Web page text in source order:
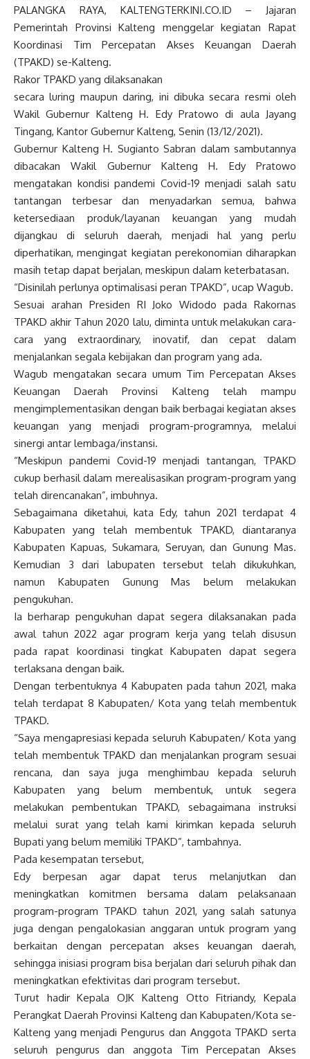
PALANGKA RAYA, KALTENGTERKINI.CO.ID – Jajaran
Pemerintah Provinsi Kalteng menggelar kegiatan Rapat
Koordinasi Tim Percepatan Akses Keuangan Daerah
(TPAKD) se-Kalteng.
Rakor TPAKD yang dilaksanakan
secara luring maupun daring, ini dibuka secara resmi oleh
Wakil Gubernur Kalteng H. Edy Pratowo di aula Jayang
Tingang, Kantor Gubernur Kalteng, Senin (13/12/2021).
Gubernur Kalteng H. Sugianto Sabran dalam sambutannya
dibacakan Wakil Gubernur Kalteng H. Edy Pratowo
mengatakan kondisi pandemi Covid-19 menjadi salah satu
tantangan terbesar dan menyadarkan semua, bahwa
ketersediaan produk/layanan keuangan yang mudah
dijangkau di seluruh daerah, menjadi hal yang perlu
diperhatikan, mengingat kegiatan perekonomian diharapkan
masih tetap dapat berjalan, meskipun dalam keterbatasan.
“Disinilah perlunya optimalisasi peran TPAKD”, ucap Wagub.
Sesuai arahan Presiden RI Joko Widodo pada Rakornas
TPAKD akhir Tahun 2020 lalu, diminta untuk melakukan cara-
cara yang extraordinary, inovatif, dan cepat dalam
menjalankan segala kebijakan dan program yang ada.
Wagub mengatakan secara umum Tim Percepatan Akses
Keuangan Daerah Provinsi Kalteng telah mampu
mengimplementasikan dengan baik berbagai kegiatan akses
keuangan yang menjadi program-programnya, melalui
sinergi antar lembaga/instansi.
“Meskipun pandemi Covid-19 menjadi tantangan, TPAKD
cukup berhasil dalam merealisasikan program-program yang
telah direncanakan”, imbuhnya.
Sebagaimana diketahui, kata Edy, tahun 2021 terdapat 4
Kabupaten yang telah membentuk TPAKD, diantaranya
Kabupaten Kapuas, Sukamara, Seruyan, dan Gunung Mas.
Kemudian 3 dari labupaten tersebut telah dikukuhkan,
namun Kabupaten Gunung Mas belum melakukan
pengukuhan.
Ia berharap pengukuhan dapat segera dilaksanakan pada
awal tahun 2022 agar program kerja yang telah disusun
pada rapat koordinasi tingkat Kabupaten dapat segera
terlaksana dengan baik.
Dengan terbentuknya 4 Kabupaten pada tahun 2021, maka
telah terdapat 8 Kabupaten/ Kota yang telah membentuk
TPAKD.
“Saya mengapresiasi kepada seluruh Kabupaten/ Kota yang
telah membentuk TPAKD dan menjalankan program sesuai
rencana, dan saya juga menghimbau kepada seluruh
Kabupaten yang belum membentuk, untuk segera
melakukan pembentukan TPAKD, sebagaimana instruksi
melalui surat yang telah kami kirimkan kepada seluruh
Bupati yang belum memiliki TPAKD”, tambahnya.
Pada kesempatan tersebut,
Edy berpesan agar dapat terus melanjutkan dan
meningkatkan komitmen bersama dalam pelaksanaan
program-program TPAKD tahun 2021, yang salah satunya
juga dengan pengalokasian anggaran untuk program yang
berkaitan dengan percepatan akses keuangan daerah,
sehingga inisiasi program bisa berjalan dari seluruh pihak dan
meningkatkan efektivitas dari program tersebut.
Turut hadir Kepala OJK Kalteng Otto Fitriandy, Kepala
Perangkat Daerah Provinsi Kalteng dan Kabupaten/Kota se-
Kalteng yang menjadi Pengurus dan Anggota TPAKD serta
seluruh pengurus dan anggota Tim Percepatan Akses